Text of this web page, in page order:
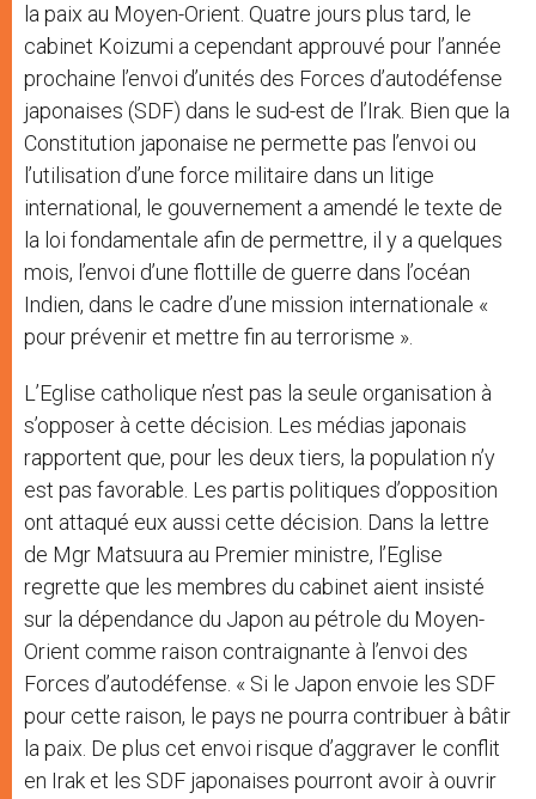
la paix au Moyen-Orient. Quatre jours plus tard, le
cabinet Koizumi a cependant approuvé pour l’année
prochaine l’envoi d’unités des Forces d’autodéfense
japonaises (SDF) dans le sud-est de l’Irak. Bien que la
Constitution japonaise ne permette pas l’envoi ou
l’utilisation d’une force militaire dans un litige
international, le gouvernement a amendé le texte de
la loi fondamentale afin de permettre, il y a quelques
mois, l’envoi d’une flottille de guerre dans l’océan
Indien, dans le cadre d’une mission internationale «
pour prévenir et mettre fin au terrorisme ».
L’Eglise catholique n’est pas la seule organisation à
s’opposer à cette décision. Les médias japonais
rapportent que, pour les deux tiers, la population n’y
est pas favorable. Les partis politiques d’opposition
ont attaqué eux aussi cette décision. Dans la lettre
de Mgr Matsuura au Premier ministre, l’Eglise
regrette que les membres du cabinet aient insisté
sur la dépendance du Japon au pétrole du Moyen-
Orient comme raison contraignante à l’envoi des
Forces d’autodéfense. « Si le Japon envoie les SDF
pour cette raison, le pays ne pourra contribuer à bâtir
la paix. De plus cet envoi risque d’aggraver le conflit
en Irak et les SDF japonaises pourront avoir à ouvrir